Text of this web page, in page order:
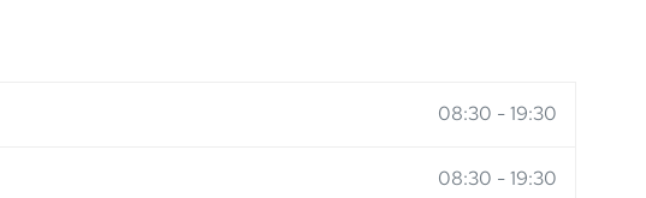
08:30 -19:30
08:30 -19:30